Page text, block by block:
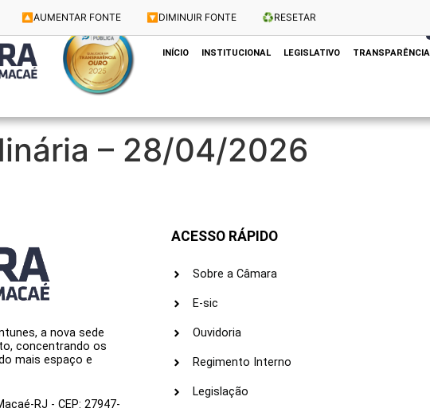
🔼 AUMENTAR FONTE 🔽 DIMINUIR FONTE ♻️RESETAR
Dias e Horários das Sessões: Terças e Quartas às 10h
INÍCIO INSTITUCIONAL LEGISLATIVO TRANSPARÊNCIA
– 28/04/2026
a nova sede
concentrando os
mais espaço e
RJ - CEP: 27947-
ACESSO RÁPIDO
Sobre a Câmara
E-sic
Ouvidoria
Regimento Interno
Legislação